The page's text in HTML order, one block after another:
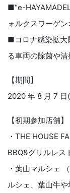
■“e-
ォルクスワーゲ
■コロナ感染拡大
る車両の除菌や
【期間】
2020 年 8 月 7 日
【初期参加店舗】
・THE HOUSE
BBQ&グリルレス
・葉山マルシェ
ルシェ、葉山牛や